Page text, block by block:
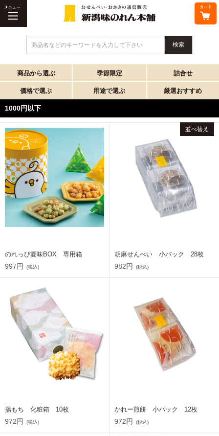
商品名などのキーワードを入力して下さい
商品から選ぶ 季節限定 詰合せ
価格で選ぶ 用途で選ぶ 厳選おすすめ
1000円以下
並べ替え
のれっぴ夏味BOX 専用箱
997円 (税込)
胡麻せんべい 小パック 28枚
982円 (税込)
揚もち 化粧箱 10枚
972円 (税込)
かれー煎餅 小パック 12枚
972円 (税込)